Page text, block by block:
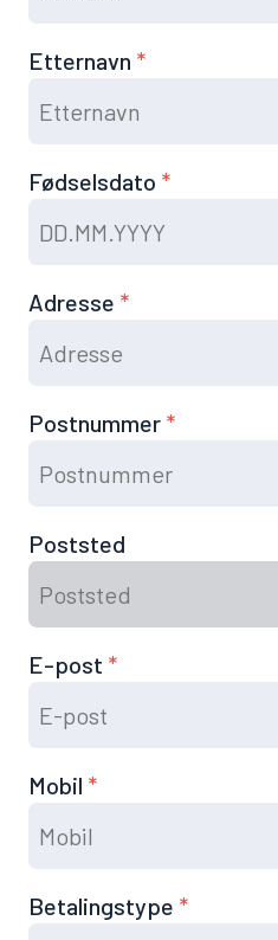
Etternavn
Fødselsdato
Adresse
Postnummer
Poststed
E-post
Mobil
Betalingstype